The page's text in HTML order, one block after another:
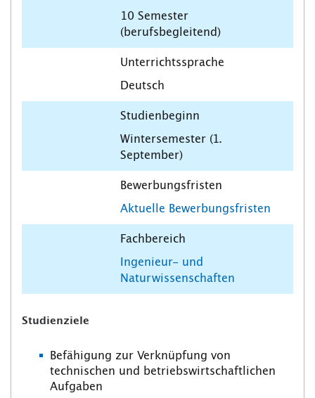
10 Semester
(berufsbegleitend)
Unterrichtssprache
Deutsch
Studienbeginn
Wintersemester (1.
September)
Bewerbungsfristen
Aktuelle Bewerbungsfristen
Fachbereich
Ingenieur- und
Naturwissenschaften
Studienziele
Befähigung zur Verknüpfung von
technischen und betriebswirtschaftlichen
Aufgaben